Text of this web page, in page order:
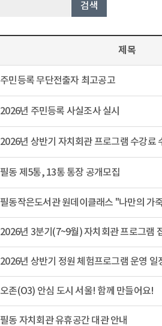
검색
제목
주민등록 무단전출자 최고공고
2026년 주민등록 사실조사 실시
2026년 상반기 자치회관 프로그램 수강료
필동 제5통, 13통 통장 공개모집
필동작은도서관 원데이클래스 "나만의 가
2026년 3분기(7~9월) 자치회관 프로그램
2026년 상반기 정원 체험프로그램 운영 일
오존(O3) 안심 도시 서울! 함께 만들어요!
필동 자치회관 유휴공간 대관 안내